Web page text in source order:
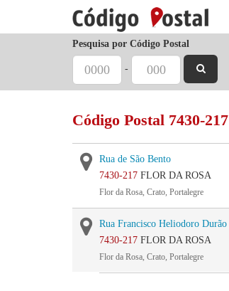
Pesquisa por Código Postal
-
Código Postal 7430-217
Rua de São Bento
7430-217 FLOR DA ROSA
Flor da Rosa, Crato, Portalegre
Rua Francisco Heliodoro Durão
7430-217 FLOR DA ROSA
Flor da Rosa, Crato, Portalegre